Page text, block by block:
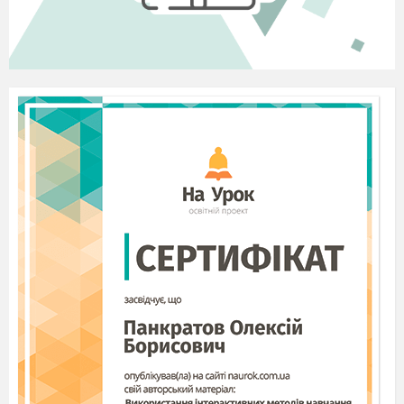
1. Робота над малюнками «дивного»
художника з елементами фасилітованої
дискусії.
15сек).
– Що відбувається на малюнку?
(Художник намалював птахів разом,
переплутав)
Спасибі.
Парафраз вчителя :
– Ти повідомив мені, що художник
переплутав всіх птахів.
– Що ти бачиш тут такого, що змушує
тебе так казати? (Художник зобразив
зимуючих і перелітних птахів разом).
– Дякую.